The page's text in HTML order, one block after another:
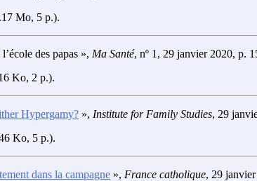
Mo, 5 p.).
des papas », Ma Santé, nº 1, 29 janvier 2020, p.
Ko, 2 p.).
Hypergamy? », Institute for Family Studies, 29
Ko, 5 p.).
dans la campagne », France catholique, 29